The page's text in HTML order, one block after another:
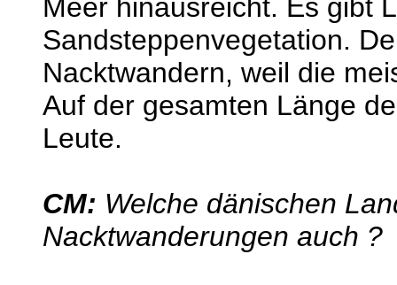
Meer hinausreicht. Es gibt
Sandsteppenvegetation.
Nacktwandern, weil die
Auf der gesamten Länge
Leute.
CM: Welche dänischen
Nacktwanderungen auch ?